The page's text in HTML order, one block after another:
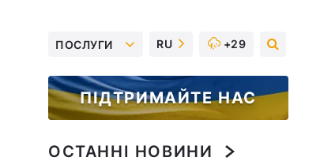
ПОСЛУГИ RU +29
ПІДТРИМАЙТЕ НАС
ОСТАННІ НОВИНИ